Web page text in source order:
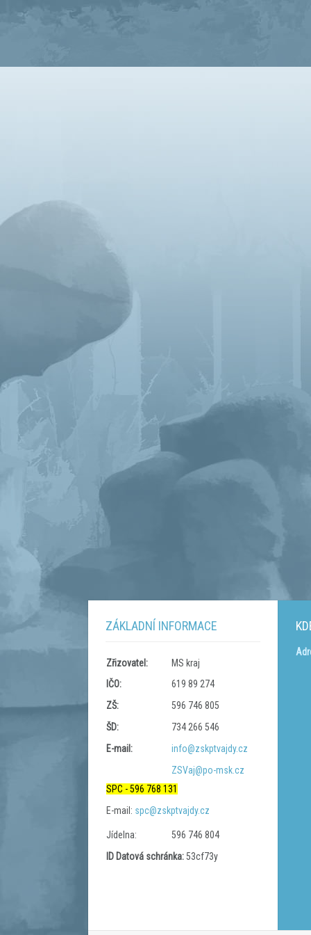
ZÁKLADNÍ INFORMACE
Zřizovatel:
MS kraj
IČO:
619 89 274
ZŠ:
596 746 805
ŠD:
734 266 546
E-mail:
info@zskptvajdy.cz
ZSVaj@po-msk.cz
SPC - 596 768 131
E-mail: spc@zskptvajdy.cz
Jídelna:
596 746 804
ID Datová schránka:53cf73y